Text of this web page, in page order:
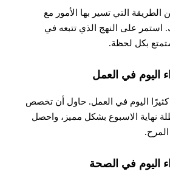
الطريقة التي تسير بها الأمور مع
استمر على النهج الذي تتبعه في
بكل لحظة.
اليوم في العمل
اليوم في العمل. حاول أن تخصص
نهاية الاسبوع بشكل مميز، واحصل
.
اليوم في الصحة